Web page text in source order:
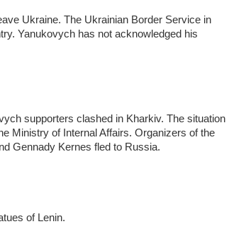
Ukraine. The Ukrainian Border Service in
Yanukovych has not acknowledged his
supporters clashed in Kharkiv. The situation
Ministry of Internal Affairs. Organizers of the
Gennady Kernes fled to Russia.
of Lenin.